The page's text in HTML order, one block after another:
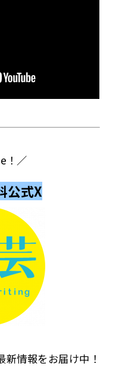
！／
公式X
情報をお届け中！